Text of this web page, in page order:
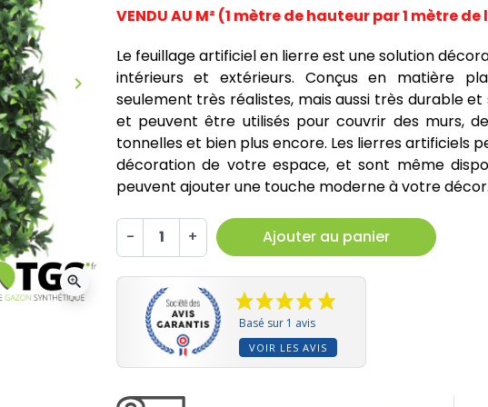
Suivant
keyboard_arrow_right
zoom_in
VENDU AU M² (1 mètre de hauteur par 1 mètre
Le feuillage artificiel en lierre est une solution
intérieurs et extérieurs. Conçus en matière
seulement très réalistes, mais aussi très durable
et peuvent être utilisés pour couvrir des murs,
tonnelles et bien plus encore. Les lierres artificiels
décoration de votre espace, et sont même
peuvent ajouter une touche moderne à votre décor.
- + Ajouter au panier
Basé sur 1 avis
VOIR LES AVIS